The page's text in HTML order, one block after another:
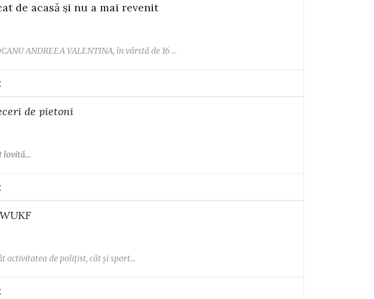
de acasă și nu a mai revenit
ANDREEA VALENTINA, în vârstă de 16 ...
de pietoni
lovită...
activitatea de polițist, cât și sport...